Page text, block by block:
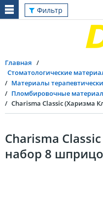
Фильтр
Главная
Стоматологические
Материалы
Пломбировочные
Charisma Classic (Харизма
Charisma
набор 8